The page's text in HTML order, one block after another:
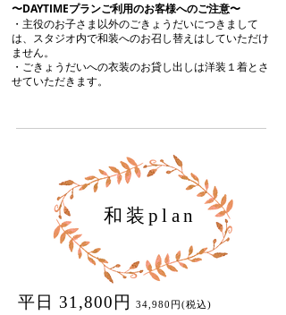
〜DAYTIMEプランご利用のお客様へのご注意〜
・主役のお子さま以外のごきょうだいにつきまして
は、スタジオ内で和装へのお召し替えはしていただけ
ません。
​・ごきょうだいへの衣装のお貸し出しは洋装１着とさ
せていただきます。​​
​和装plan
平日 31,800円34,980円(税込)